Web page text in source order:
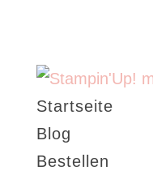
Startseite
Blog
Bestellen